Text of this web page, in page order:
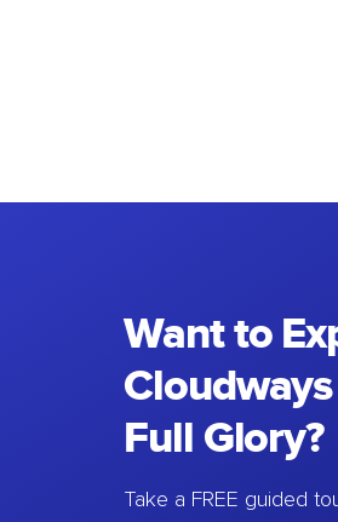
Want to
Full Glory?
Take a FREE guided